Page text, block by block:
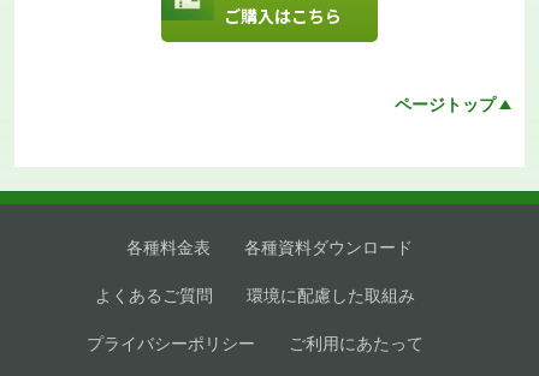
ご購入はこちら
ページトップ
各種料金表 各種資料ダウンロード
よくあるご質問 環境に配慮した取組み
プライバシーポリシー ご利用にあたって